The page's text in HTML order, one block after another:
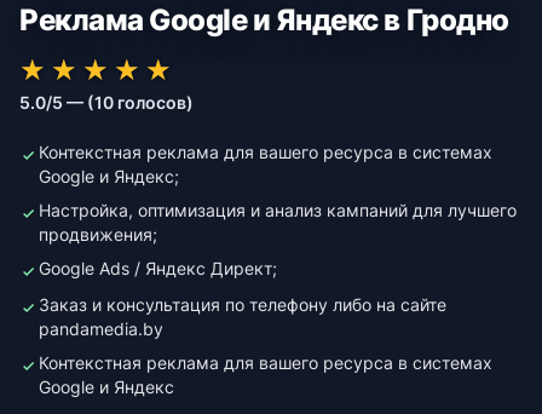
Реклама Google и Яндекс в Гродно
★★★★★
★★★★★
★ ★ ★ ★ ★
5.0/5 — (10 голосов)
Контекстная реклама для вашего ресурса в системах
Google и Яндекс;
Настройка, оптимизация и анализ кампаний для лучшего
продвижения;
Google Ads / Яндекс Директ;
Заказ и консультация по телефону либо на сайте
pandamedia.by
Контекстная реклама для вашего ресурса в системах
Google и Яндекс